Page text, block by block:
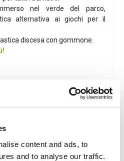
content and ads, to
and to analyse our traffic.
nel verde del parco,
alternativa ai giochi per il
discesa con gommone.
Lido con Vostri mezzi e
prescelto. Visita del parco
in hotel.
di Tortoreto Lido e dalle